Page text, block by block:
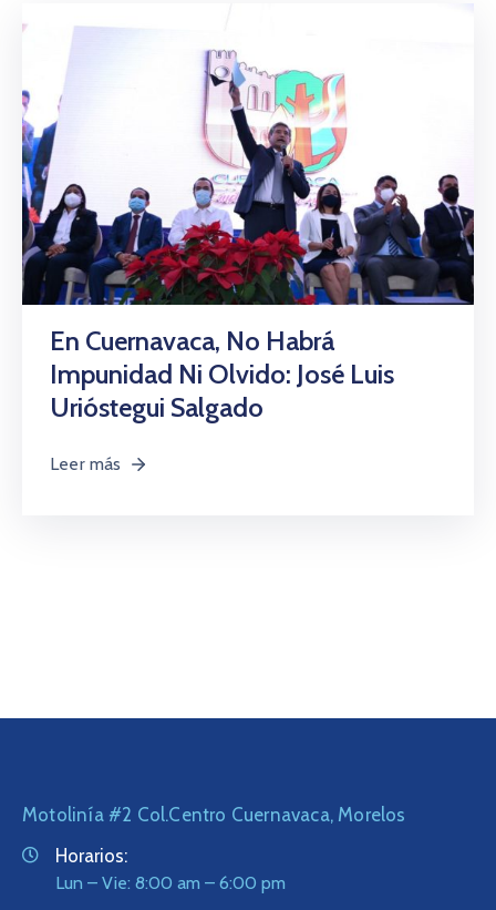
En Cuernavaca, No Habrá
Impunidad Ni Olvido: José Luis
Urióstegui Salgado
Leer más
Motolinía #2 Col.Centro Cuernavaca, Morelos
Horarios:
Lun – Vie: 8:00 am – 6:00 pm